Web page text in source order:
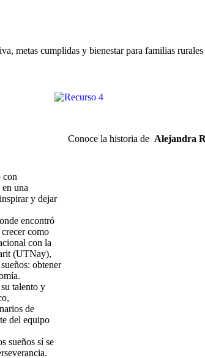
metas cumplidas y bienestar para familias
con
una
y dejar
encontró
como
con la
(UTNay),
obtener
talento y
de
del equipo
sueños sí se
Conoce la historia de Alejandra